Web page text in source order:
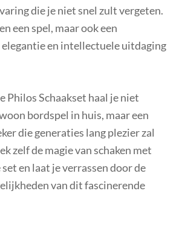
die je niet snel zult vergeten.
een spel, maar ook een
en intellectuele uitdaging
Philos Schaakset haal je niet
bordspel in huis, maar een
die generaties lang plezier zal
zelf de magie van schaken met
en laat je verrassen door de
van dit fascinerende